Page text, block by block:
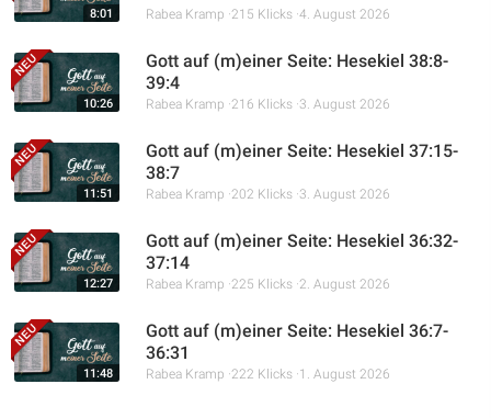
8:01 Rabea Kramp 215 Klicks 4. August 2026
10:26
Gott auf (m)einer Seite: Hesekiel 38:8-
39:4
Rabea Kramp 216 Klicks 3. August 2026
11:51
Gott auf (m)einer Seite: Hesekiel 37:15-
38:7
Rabea Kramp 202 Klicks 3. August 2026
12:27
Gott auf (m)einer Seite: Hesekiel 36:32-
37:14
Rabea Kramp 225 Klicks 2. August 2026
11:48
Gott auf (m)einer Seite: Hesekiel 36:7-
36:31
Rabea Kramp 222 Klicks 1. August 2026